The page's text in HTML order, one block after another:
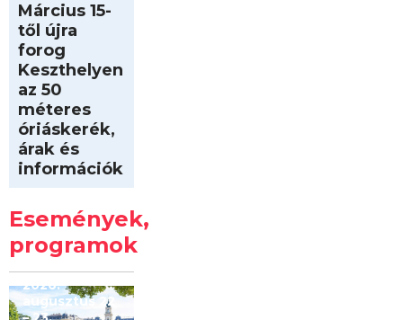
Március 15-
től újra
forog
Keszthelyen
az 50
méteres
óriáskerék,
árak és
információk
Események,
programok
Kilóméterek
2026
2026.
augusztus 22